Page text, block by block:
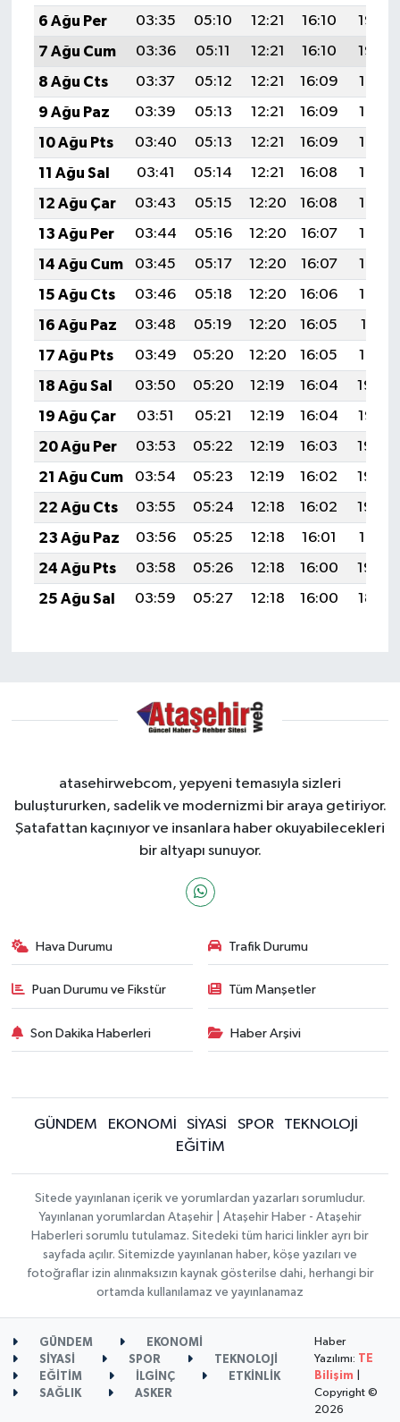
6 Ağu Per
03:35 05:10 12:21 16:10
19:23
7 Ağu Cum
03:36 05:11 12:21 16:10
19:22
8 Ağu Cts
03:37 05:12 12:21 16:09
19:21
9 Ağu Paz
03:39 05:13 12:21 16:09
19:19
10 Ağu Pts
03:40 05:13 12:21 16:09
19:18
11 Ağu Sal
03:41 05:14 12:21 16:08
19:17
12 Ağu Çar
03:43 05:15 12:20 16:08
19:16
13 Ağu Per
03:44 05:16 12:20 16:07
19:15
14 Ağu Cum
03:45 05:17 12:20 16:07
19:13
15 Ağu Cts
03:46 05:18 12:20 16:06
19:12
16 Ağu Paz
03:48 05:19 12:20 16:05
19:11
17 Ağu Pts
03:49 05:20 12:20 16:05
19:10
18 Ağu Sal
03:50 05:20 12:19 16:04
19:08
19 Ağu Çar
03:51 05:21 12:19 16:04
19:07
20 Ağu Per
03:53 05:22 12:19 16:03
19:06
21 Ağu Cum
03:54 05:23 12:19 16:02
19:04
22 Ağu Cts
03:55 05:24 12:18 16:02
19:03
23 Ağu Paz
03:56 05:25 12:18 16:01
19:01
24 Ağu Pts
03:58 05:26 12:18 16:00
19:00
25 Ağu Sal
03:59 05:27 12:18 16:00 18:59
atasehirwebcom, yepyeni temasıyla sizleri
buluştururken, sadelik ve modernizmi bir araya getiriyor.
Şatafattan kaçınıyor ve insanlara haber okuyabilecekleri
bir altyapı sunuyor.
Hava Durumu Trafik Durumu
Puan Durumu ve Fikstür Tüm Manşetler
Son Dakika Haberleri Haber Arşivi
GÜNDEM EKONOMİ SİYASİ SPOR
TEKNOLOJİ
EĞİTİM
Sitede yayınlanan içerik ve yorumlardan yazarları sorumludur.
Yayınlanan yorumlardan Ataşehir | Ataşehir Haber - Ataşehir
Haberleri sorumlu tutulamaz. Sitedeki tüm harici linkler ayrı bir
sayfada açılır. Sitemizde yayınlanan haber, köşe yazıları ve
fotoğraflar izin alınmaksızın kaynak gösterilse dahi, herhangi bir
ortamda kullanılamaz ve yayınlanamaz
GÜNDEM
EKONOMİ
SİYASİ
SPOR
TEKNOLOJİ
EĞİTİM
İLGİNÇ
ETKİNLİK
SAĞLIK
ASKER
Haber
Yazılımı:
TE
Bilişim
Copyright ©
2026